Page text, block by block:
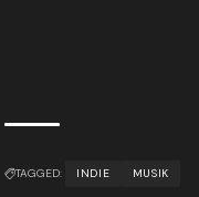
TAGGED: INDIE MUSIK